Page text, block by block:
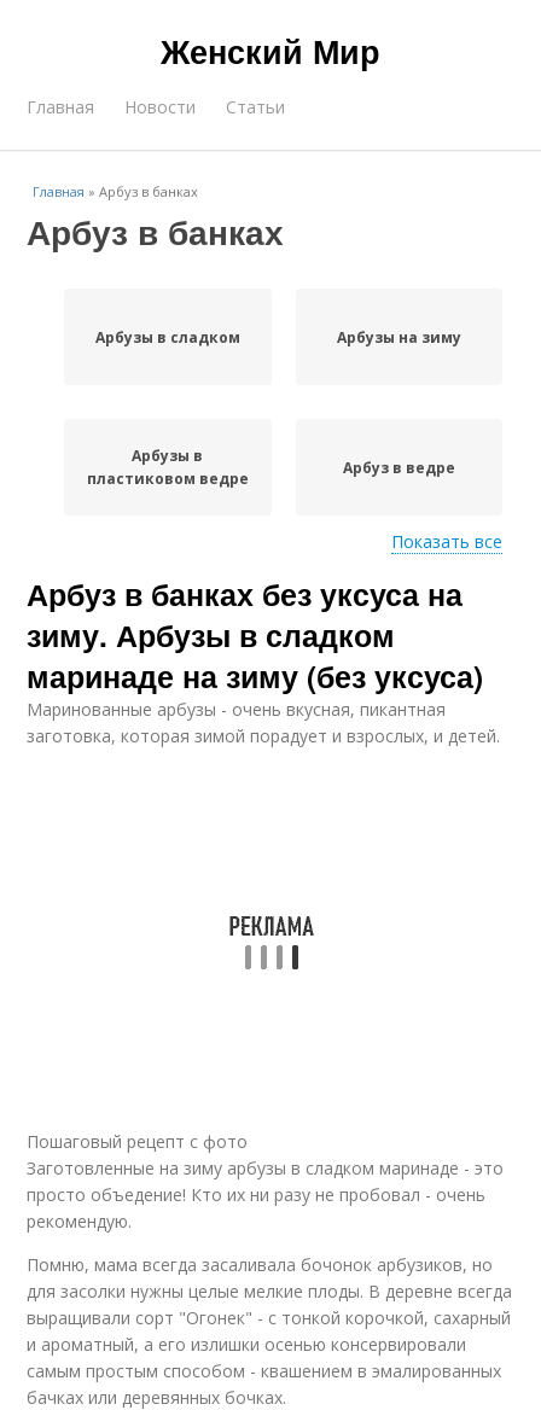
Женский Мир
Главная Новости Статьи
Главная »Арбуз в банках
Арбуз в банках
Арбузы в сладком Арбузы на зиму
Арбузы в
пластиковом ведре
Арбуз в ведре
Квашеные арбузы Арбузы в ведре
Рассол для арбузов Литровые банки
Показать все
Арбуз в банках без уксуса на
зиму. Арбузы в сладком
маринаде на зиму (без уксуса)
Маринованные арбузы - очень вкусная, пикантная
заготовка, которая зимой порадует и взрослых, и детей.
Пошаговый рецепт с фото
Заготовленные на зиму арбузы в сладком маринаде - это
просто объедение! Кто их ни разу не пробовал - очень
рекомендую.
Помню, мама всегда засаливала бочонок арбузиков, но
для засолки нужны целые мелкие плоды. В деревне всегда
выращивали сорт "Огонек" - с тонкой корочкой, сахарный
и ароматный, а его излишки осенью консервировали
самым простым способом - квашением в эмалированных
бачках или деревянных бочках.